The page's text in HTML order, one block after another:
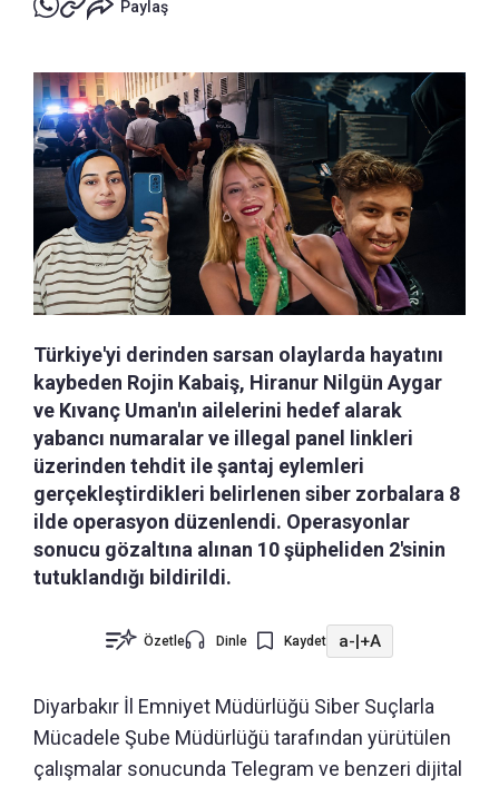
Paylaş
Türkiye'yi derinden sarsan olaylarda hayatını
kaybeden Rojin Kabaiş, Hiranur Nilgün Aygar
ve Kıvanç Uman'ın ailelerini hedef alarak
yabancı numaralar ve illegal panel linkleri
üzerinden tehdit ile şantaj eylemleri
gerçekleştirdikleri belirlenen siber zorbalara 8
ilde operasyon düzenlendi. Operasyonlar
sonucu gözaltına alınan 10 şüpheliden 2'sinin
tutuklandığı bildirildi.
Özetle Dinle Kaydet a-|+A
Diyarbakır İl Emniyet Müdürlüğü Siber Suçlarla
Mücadele Şube Müdürlüğü tarafından yürütülen
çalışmalar sonucunda Telegram ve benzeri dijital